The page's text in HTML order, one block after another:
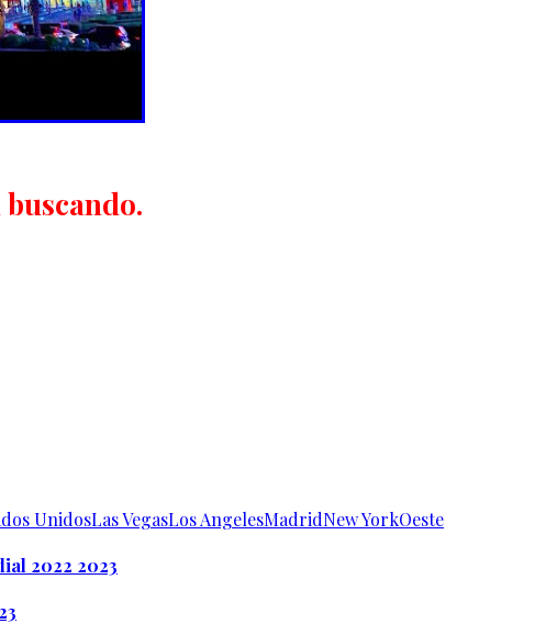
UnidosLas VegasLos AngelesMadridNew YorkOeste
2022 2023